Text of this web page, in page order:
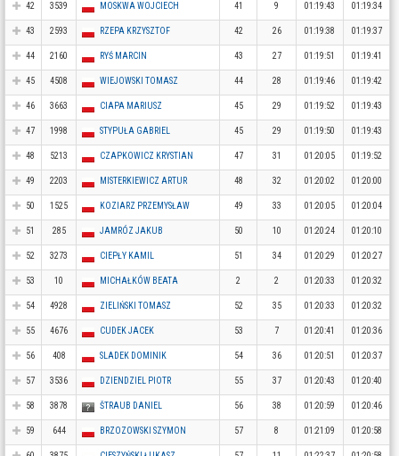
42 3539 MOSKWA WOJCIECH 41 9 01:19:43 01:19:34
43 2593 RZEPA KRZYSZTOF 42 26 01:19:38 01:19:37
44 2160 RYŚ MARCIN 43 27 01:19:51 01:19:41
45 4508 WIEJOWSKI TOMASZ 44 28 01:19:46 01:19:42
46 3663 CIAPA MARIUSZ 45 29 01:19:52 01:19:43
47 1998 STYPUŁA GABRIEL 45 29 01:19:50 01:19:43
48 5213 CZAPKOWICZ KRYSTIAN 47 31 01:20:05 01:19:52
49 2203 MISTERKIEWICZ ARTUR 48 32 01:20:02 01:20:00
50 1525 KOZIARZ PRZEMYSŁAW 49 33 01:20:05 01:20:04
51 285 JAMRÓZ JAKUB 50 10 01:20:24 01:20:10
52 3273 CIEPŁY KAMIL 51 34 01:20:29 01:20:27
53 10 MICHAŁKÓW BEATA 2 2 01:20:33 01:20:32
54 4928 ZIELIŃSKI TOMASZ 52 35 01:20:33 01:20:32
55 4676 CUDEK JACEK 53 7 01:20:41 01:20:36
56 408 SLADEK DOMINIK 54 36 01:20:51 01:20:37
57 3536 DZIENDZIEL PIOTR 55 37 01:20:43 01:20:40
58 3878 ŠTRAUB DANIEL 56 38 01:20:59 01:20:46
59 644 BRZOZOWSKI SZYMON 57 8 01:21:09 01:20:58